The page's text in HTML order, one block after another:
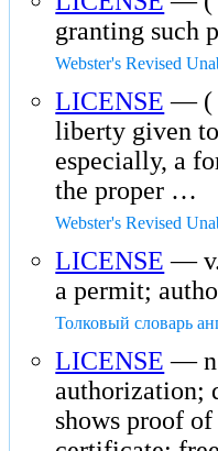
granting such
Webster's Revised
LICENSE — (
liberty given
especially, a
the proper …
Webster's Revised
LICENSE — v.
a permit;
Толковый словарь
LICENSE —
authorization;
shows proof